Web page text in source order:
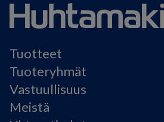
Tuotteet
Tuoteryhmät
Vastuullisuus
Meistä